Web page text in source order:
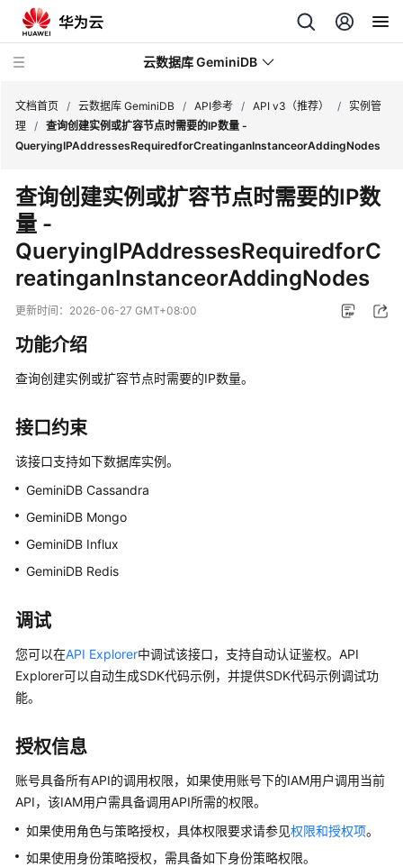
云数据库 GeminiDB
新
动
态
服
务
公
品
绍
GeminiDB
Redis
口
GeminiDB
口
GeminiDB
Cassandra
兼
容
DynamoDB
文档首页 / 云数据库 GeminiDB / API参考 / API v3（推荐） / 实例管
理 / 查询创建实例或扩容节点时需要的IP数量 -
QueryingIPAddressesRequiredforCreatinganInstanceorAddingNodes
查询创建实例或扩容节点时需要的IP数
量 -
QueryingIPAddressesRequiredforC
reatinganInstanceorAddingNodes
更新时间： 2026-06-27 GMT+08:00
功能介绍
查询创建实例或扩容节点时需要的IP数量。
接口约束
该接口支持如下数据库实例。
GeminiDB Cassandra
GeminiDB Mongo
GeminiDB Influx
GeminiDB Redis
调试
您可以在API Explorer中调试该接口，支持自动认证鉴权。API
Explorer可以自动生成SDK代码示例，并提供SDK代码示例调试功
能。
授权信息
账号具备所有API的调用权限，如果使用账号下的IAM用户调用当前
API，该IAM用户需具备调用API所需的权限。
如果使用角色与策略授权，具体权限要求请参见权限和授权项。
如果使用身份策略授权，需具备如下身份策略权限。